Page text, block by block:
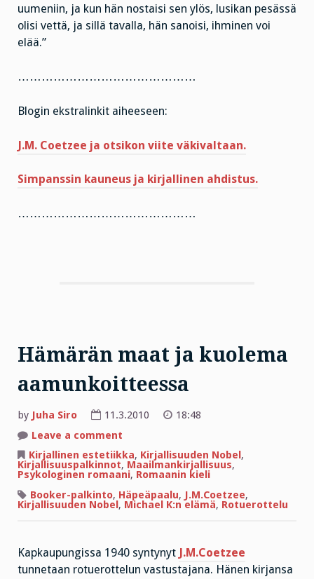
uumeniin, ja kun hän nostaisi sen ylös, lusikan pesässä
olisi vettä, ja sillä tavalla, hän sanoisi, ihminen voi
elää.”
………………………………………
Blogin ekstralinkit aiheeseen:
J.M. Coetzee ja otsikon viite väkivaltaan.
Simpanssin kauneus ja kirjallinen ahdistus.
………………………………………
Hämärän maat ja kuolema
aamunkoitteessa
by Juha Siro 11.3.2010
18:48
Leave a comment
maat
ja
kuolema
aamunkoitteessa
Kirjallinen estetiikka, Kirjallisuuden Nobel ,
Kirjallisuuspalkinnot, Maailmankirjallisuus,
Psykologinen romaani, Romaanin kieli
Booker-palkinto, Häpeäpaalu, J.M.Coetzee,
Kirjallisuuden Nobel, Michael K:n elämä, Rotuerottelu
Kapkaupungissa 1940 syntynyt J.M.Coetzee
tunnetaan rotuerottelun vastustajana. Hänen kirjansa